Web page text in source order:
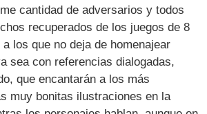
cantidad de adversarios y todos
recuperados de los juegos de 8
los que no deja de homenajear
sea con referencias dialogadas,
que encantarán a los más
muy bonitas ilustraciones en la